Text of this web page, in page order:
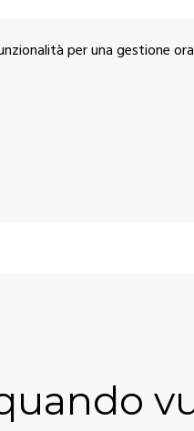
per una gestione